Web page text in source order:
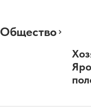
Общество